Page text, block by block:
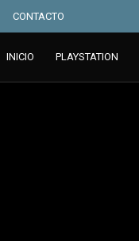
CONTACTO
INICIO PLAYSTATION